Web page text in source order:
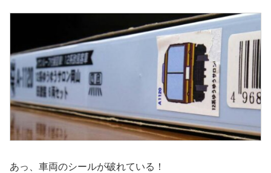
あっ、車両のシールが破れている！